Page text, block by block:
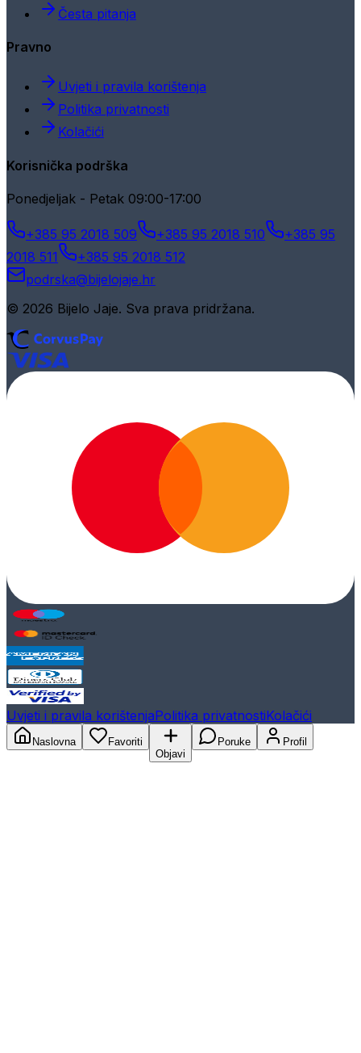
Česta pitanja
Pravno
Uvjeti i pravila korištenja
Politika privatnosti
Kolačići
Korisnička podrška
Ponedjeljak - Petak 09:00-17:00
+385 95 2018 509 +385 95 2018 510
+385 95
2018 511
+385 95 2018 512
podrska@bijelojaje.hr
© 2026 Bijelo Jaje. Sva prava pridržana.
Uvjeti i pravila korištenjaPolitika privatnostiKolačići
Naslovna
Favoriti
Objavi
Poruke Profil